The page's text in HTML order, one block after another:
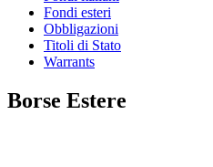
Fondi esteri
Obbligazioni
Titoli di Stato
Warrants
Borse Estere